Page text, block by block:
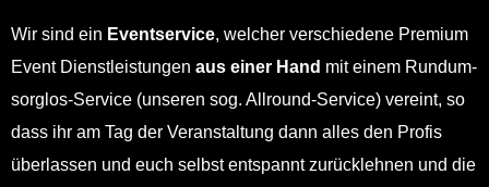
Wir sind ein Eventservice, welcher verschiedene Premium
Event Dienstleistungen aus einer Hand mit einem Rundum-
sorglos-Service (unseren sog. Allround-Service) vereint, so
dass ihr am Tag der Veranstaltung dann alles den Profis
überlassen und euch selbst entspannt zurücklehnen und die